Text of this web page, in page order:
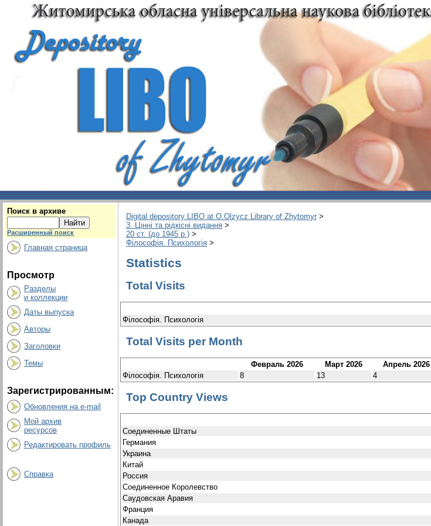
Поиск в архиве
Расширенный поиск
Главная страница
Просмотр
Разделы
и коллекции
Даты выпуска
Авторы
Заголовки
Темы
Зарегистрированным:
Обновления на e-mail
Мой архив
ресурсов
Редактировать профиль
Справка
Digital depository LIBO at O.Olzycz Library of Zhytomyr >
3. Цінні та рідкісні видання >
20 ст. (до 1945 р.) >
Філософія. Психологія >
Statistics
Total Visits
Філософія. Психологія
Total Visits per Month
Февраль 2026 Март 2026 Апрель 2026
Філософія. Психологія
8 13 4
Top Country Views
Соединенные Штаты
Германия
Украина
Китай
Россия
Соединенное Королевство
Саудовская Аравия
Франция
Канада